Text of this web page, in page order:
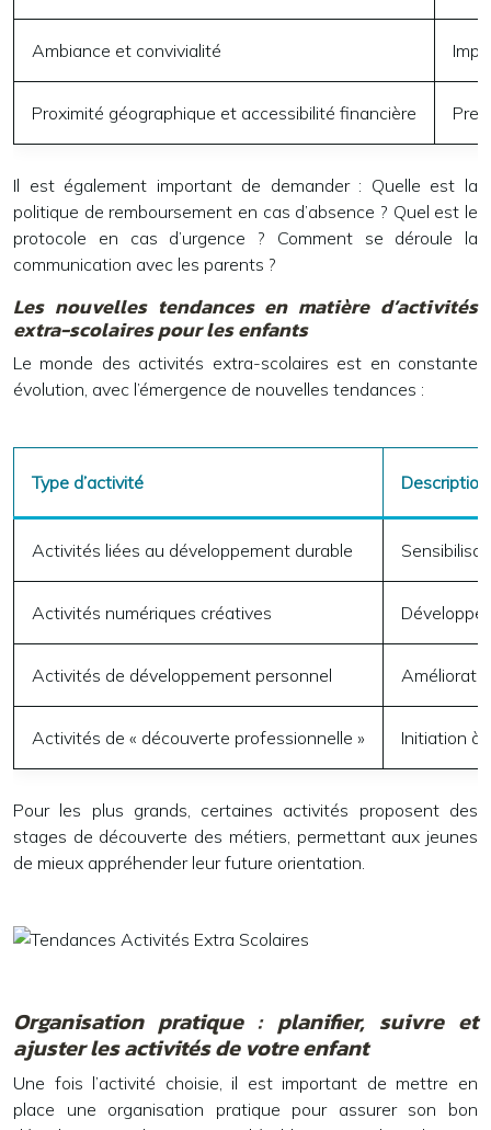
Ambiance et convivialité
Proximité géographique et accessibilité financière
Il est également important de demander : Quelle est la
politique de remboursement en cas d’absence ? Quel est le
protocole en cas d’urgence ? Comment se déroule la
communication avec les parents ?
Les nouvelles tendances en matière d’activités
extra-scolaires pour les enfants
Le monde des activités extra-scolaires est en constante
évolution, avec l’émergence de nouvelles tendances :
Type d’activité Description
Activités liées au développement durable
Activités numériques créatives
Activités de développement personnel
Activités de « découverte professionnelle » Initiation à
Pour les plus grands, certaines activités proposent des
stages de découverte des métiers, permettant aux jeunes
de mieux appréhender leur future orientation.
Organisation pratique : planifier, suivre et
ajuster les activités de votre enfant
Une fois l’activité choisie, il est important de mettre en
place une organisation pratique pour assurer son bon